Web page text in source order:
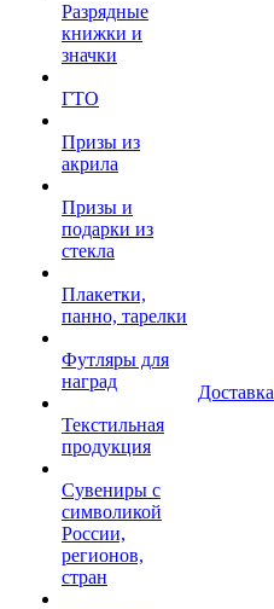
Разрядные
книжки и
значки
ГТО
Призы из
акрила
Призы и
подарки из
стекла
Плакетки,
панно, тарелки
Футляры для
наград
Текстильная
продукция
Сувениры с
символикой
России,
регионов,
стран
Доставка